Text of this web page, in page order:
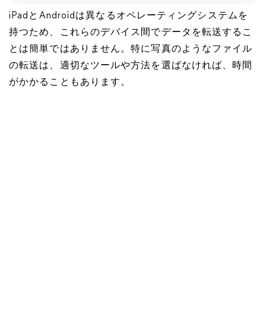
iPadとAndroidは異なるオペレーティングシステムを
持つため、これらのデバイス間でデータを転送するこ
とは簡単ではありません。特に写真のようなファイル
の転送は、適切なツールや方法を選ばなければ、時間
がかかることもあります。